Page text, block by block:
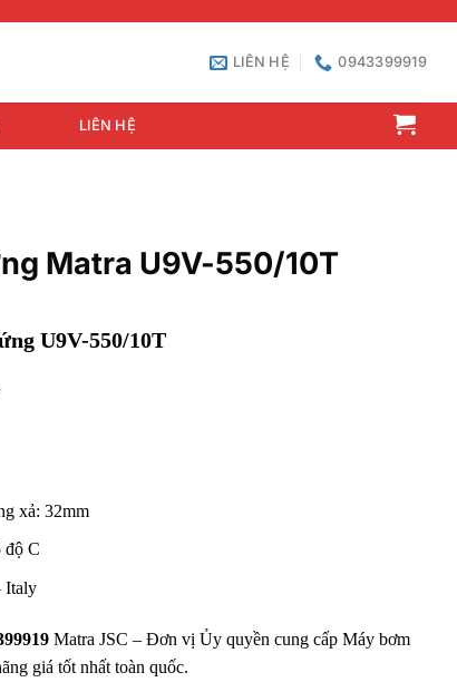
LIÊN HỆ 0943399919
LIÊN HỆ
Matra U9V-550/10T
U9V-550/10T
xả: 32mm
độ C
Italy
Matra JSC – Đơn vị Ủy quyền cung cấp Máy bơm
giá tốt nhất toàn quốc.